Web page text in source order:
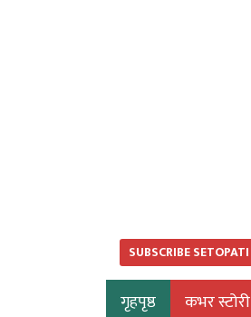
SUBSCRIBE SETOPATI
गृहपृष्ठ कभर स्टोरी